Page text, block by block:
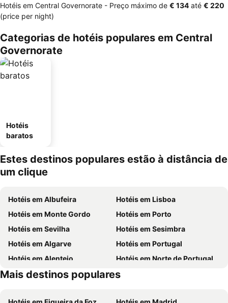
Hotéis em Central Governorate - Preço máximo de ‎€ 134 até ‎€ 220
(price per night)
Categorias de hotéis populares em Central
Governorate
Hotéis
baratos
Estes destinos populares estão à distância de
um clique
Hotéis em Albufeira
Hotéis em Lisboa
Hotéis em Monte Gordo
Hotéis em Porto
Hotéis em Sevilha
Hotéis em Sesimbra
Hotéis em Algarve
Hotéis em Portugal
Hotéis em Alentejo
Hotéis em Norte de Portugal
Hotéis em Madeira
Hotéis em Espanha
Mais destinos populares